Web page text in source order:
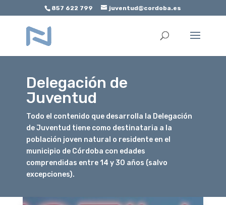
Abrir barra de herramientas
857 622 799 juventud@cordoba.es
Delegación de
Juventud
Todo el contenido que desarrolla la Delegación
de Juventud tiene como destinataria a la
población joven natural o residente en el
municipio de Córdoba con edades
comprendidas entre 14 y 30 años (salvo
excepciones).